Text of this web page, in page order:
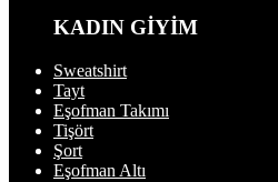
KADIN GİYİM
Sweatshirt
Tayt
Eşofman Takımı
Tişört
Şort
Eşofman Altı